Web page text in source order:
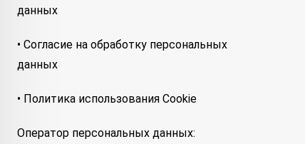
данных
• Согласие на обработку персональных
данных
• Политика использования Cookie
Оператор персональных данных: